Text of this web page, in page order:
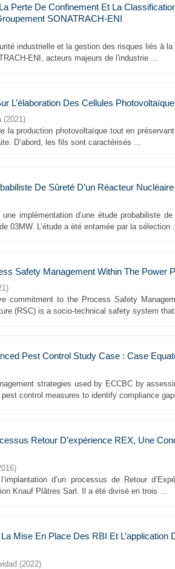
Perte De Confinement Et La
SONATRACH-ENI
industrielle et la gestion des risques liés à
ENI, acteurs majeurs de l'industrie ...
L’élaboration Des Cellules
(2021)
la production photovoltaïque tout en
D’abord, les fils sont caractérisés ...
De Sûreté D’un Réacteur
implémentation d’une étude probabiliste
03MW. L’étude a été entamée par la sélection
Safety Management Within The Power
)
commitment to the Process Safety
(RSC) is a socio-technical safety system
Pest Control Study Case : Case
strategies used by ECCBC by
control measures to identify compliance
Retour D’expérience REX, Une
)
d’un processus de Retour
Knauf Plâtres Sarl. Il a été divisé en trois ...
Mise En Place Des RBI Et
(2022)